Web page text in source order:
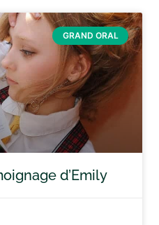
GRAND ORAL
d’Emily